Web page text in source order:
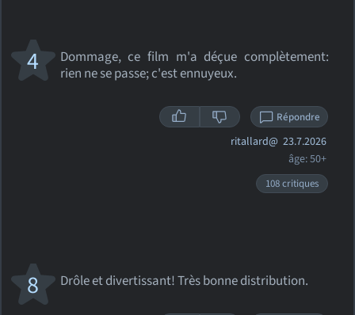
Dommage, ce film m'a déçue complètement:
rien ne se passe; c'est ennuyeux.
4
Répondre
ritallard@ 23.7.2026
âge: 50+
108 critiques
Drôle et divertissant! Très bonne distribution.
8